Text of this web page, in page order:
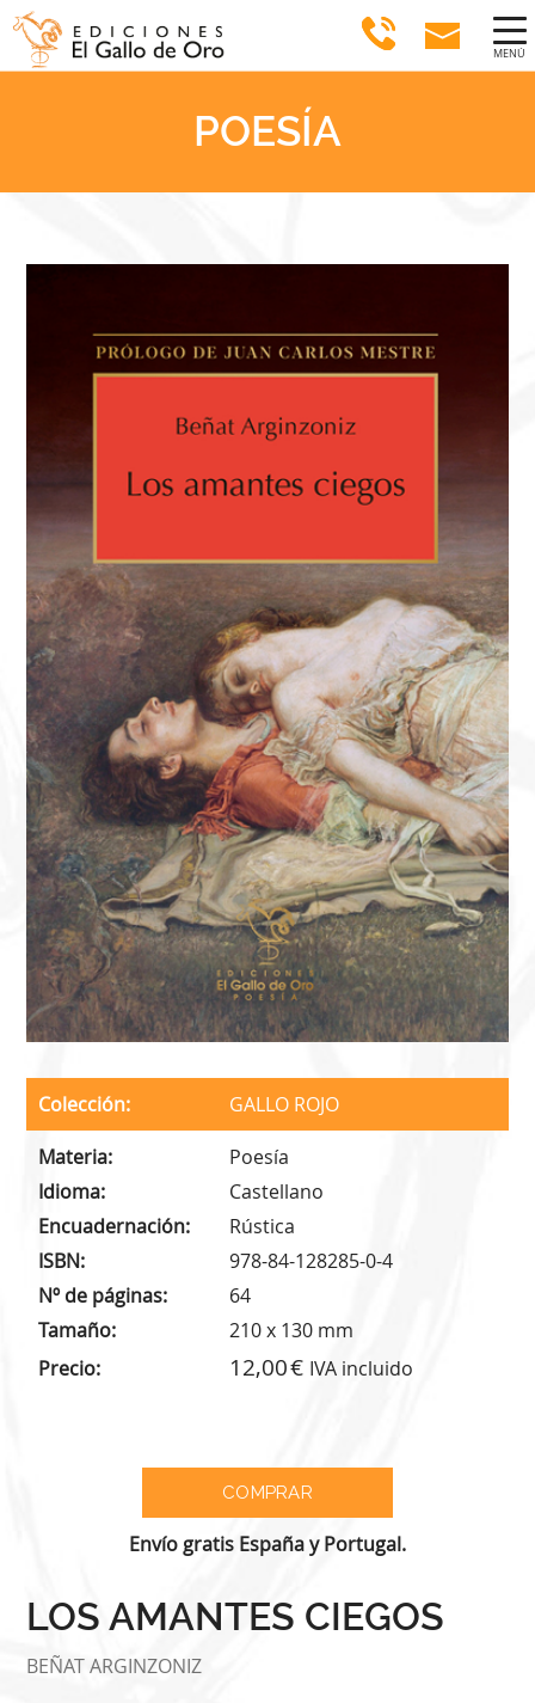
MENÚ
POESÍA
Colección
GALLO ROJO
Materia
Poesía
Idioma
Castellano
Encuadernación
Rústica
ISBN
978-84-128285-0-4
Nº de páginas
64
Tamaño
210 x 130 mm
Precio
12,00 IVA incluido
Envío gratis España y Portugal.
LOS AMANTES CIEGOS
BEÑAT ARGINZONIZ